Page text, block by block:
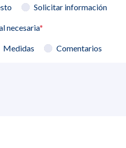
Solicitar información
necesaria*
Medidas Comentarios